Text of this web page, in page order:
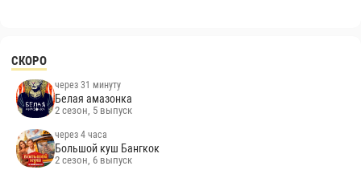
СКОРО
через 31 минуту
Белая амазонка
2 сезон, 5 выпуск
через 4 часа
Большой куш Бангкок
2 сезон, 6 выпуск